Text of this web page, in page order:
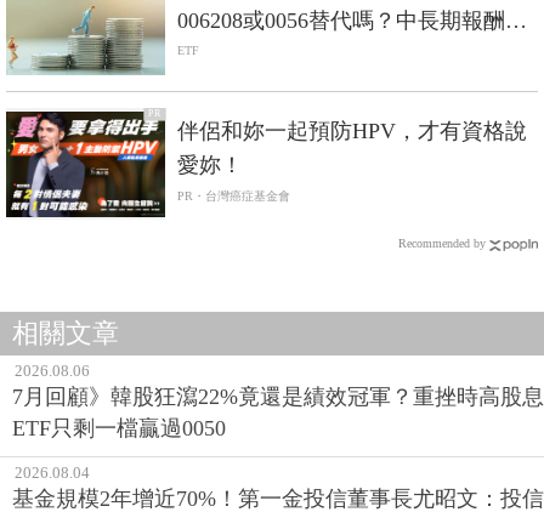
006208或0056替代嗎？中長期報酬回
測，結果竟是「它」-Smart智富ETF
研究室
ETF
PR
伴侶和妳一起預防HPV，才有資格說
愛妳！
PR・台灣癌症基金會
Recommended by
相關文章
2026.08.06
7月回顧》韓股狂瀉22%竟還是績效冠軍？重挫時高股息
ETF只剩一檔贏過0050
2026.08.04
基金規模2年增近70%！第一金投信董事長尤昭文：投信